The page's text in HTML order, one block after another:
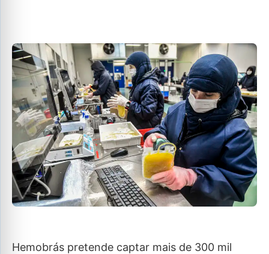
Hemobrás pretende captar mais de 300 mil